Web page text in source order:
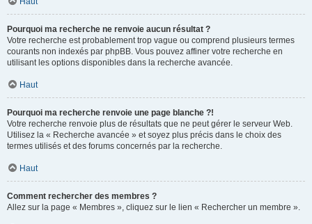
Pourquoi ma recherche ne renvoie aucun résultat ?
Votre recherche est probablement trop vague ou comprend plusieurs termes
courants non indexés par phpBB. Vous pouvez affiner votre recherche en
utilisant les options disponibles dans la recherche avancée.
Haut
Pourquoi ma recherche renvoie une page blanche ?!
Votre recherche renvoie plus de résultats que ne peut gérer le serveur Web.
Utilisez la « Recherche avancée » et soyez plus précis dans le choix des
termes utilisés et des forums concernés par la recherche.
Haut
Comment rechercher des membres ?
Allez sur la page « Membres », cliquez sur le lien « Rechercher un membre ».